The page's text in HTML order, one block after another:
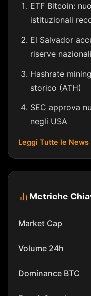
ETF Bitcoin:
istituzionali
El Salvador
riserve nazionali
Hashrate
storico (ATH)
SEC approva
negli USA
Leggi Tutte le
Metriche
Market Cap
Volume 24h
Dominance BTC